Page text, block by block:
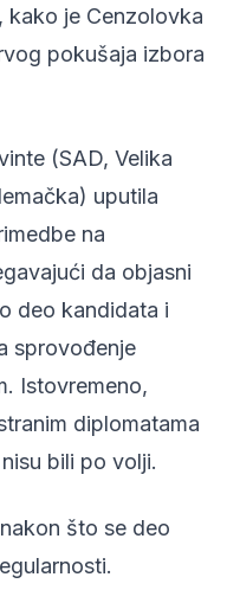
kako je Cenzolovka
pokušaja izbora
(SAD, Velika
uputila
na
da objasni
deo kandidata i
sprovođenje
Istovremeno,
diplomatama
bili po volji.
što se deo